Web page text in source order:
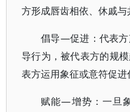
方形成唇齿相依、休戚与
倡导—促进：代表方
导行为，被代表方的规
表方运用象征或意符促进
赋能—增势：一旦